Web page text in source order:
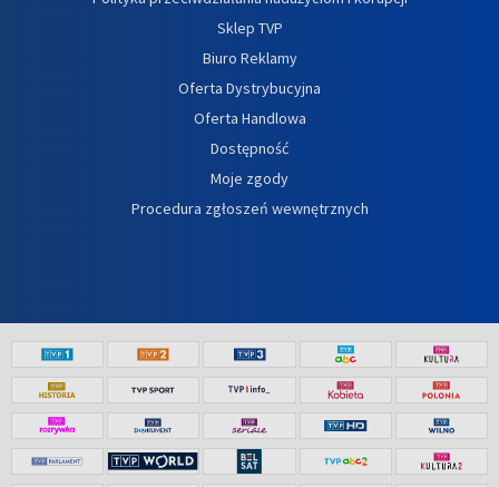
Sklep TVP
Biuro Reklamy
Oferta Dystrybucyjna
Oferta Handlowa
Dostępność
Moje zgody
Procedura zgłoszeń wewnętrznych